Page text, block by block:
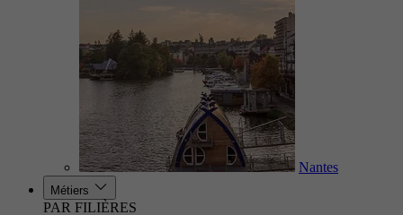
Nantes
Métiers
PAR FILIÈRES